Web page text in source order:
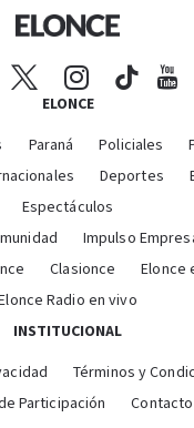
ELONCE
Paraná Policiales
Deportes
Espectáculos
Impulso
Clasionce
Elonce
Radio en vivo
INSTITUCIONAL
Términos y
Participación
Contacto